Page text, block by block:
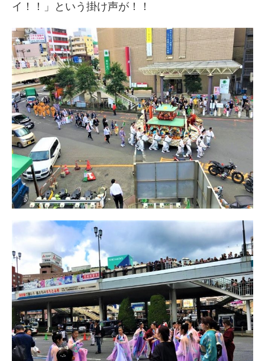
イ！！」という掛け声が！！